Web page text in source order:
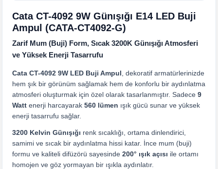
Cata CT-4092 9W Günışığı E14 LED Buji
Ampul (CATA-CT4092-G)
Zarif Mum (Buji) Form, Sıcak 3200K Günışığı Atmosferi
ve Yüksek Enerji Tasarrufu
Cata CT-4092 9W LED Buji Ampul , dekoratif armatürlerinizde
hem şık bir görünüm sağlamak hem de konforlu bir aydınlatma
atmosferi oluşturmak için özel olarak tasarlanmıştır. Sadece 9
Watt enerji harcayarak 560 lümen ışık gücü sunar ve yüksek
enerji tasarrufu sağlar.
3200 Kelvin Günışığı renk sıcaklığı, ortama dinlendirici,
samimi ve sıcak bir aydınlatma hissi katar. İnce mum (buji)
formu ve kaliteli difüzörü sayesinde 200° ışık açısı ile ortamı
homojen ve göz yormayan bir ışıkla aydınlatır.